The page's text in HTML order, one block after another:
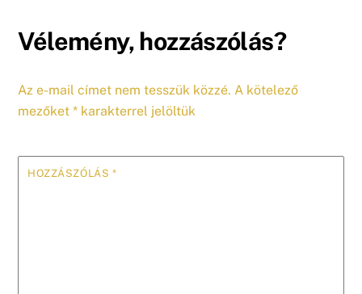
Vélemény, hozzászólás?
Az e-mail címet nem tesszük közzé. A kötelező
mezőket* karakterrel jelöltük
HOZZÁSZÓLÁS *